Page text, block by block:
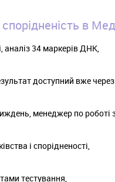
в
аналіз 34 маркерів ДНК,
доступний вже через
менеджер по роботі
і спорідненості,
тестування,